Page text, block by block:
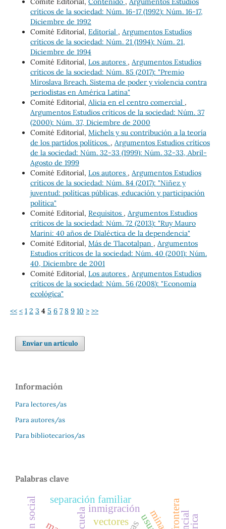
críticos de la sociedad: Núm. 16-17 (1992): Núm. 16-17,
Diciembre de 1992
Comité Editorial, Editorial , Argumentos Estudios
críticos de la sociedad: Núm. 21 (1994): Núm. 21,
Diciembre de 1994
Comité Editorial, Los autores , Argumentos Estudios
críticos de la sociedad: Núm. 85 (2017): "Premio
Miroslava Breach. Sistema de poder y violencia contra
periodistas en América Latina"
Comité Editorial, Alicia en el centro comercial ,
Argumentos Estudios críticos de la sociedad: Núm. 37
(2000): Núm. 37, Diciembre de 2000
Comité Editorial, Michels y su contribución a la teoría
de los partidos políticos. , Argumentos Estudios críticos
de la sociedad: Núm. 32-33 (1999): Núm. 32-33, Abril-
Agosto de 1999
Comité Editorial, Los autores , Argumentos Estudios
críticos de la sociedad: Núm. 84 (2017): "Niñez y
juventud: políticas públicas, educación y participación
política"
Comité Editorial, Requisitos , Argumentos Estudios
críticos de la sociedad: Núm. 72 (2013): "Ruy Mauro
Marini: 40 años de Dialéctica de la dependencia"
Comité Editorial, Más de Tlacotalpan , Argumentos
Estudios críticos de la sociedad: Núm. 40 (2001): Núm.
40, Diciembre de 2001
Comité Editorial, Los autores , Argumentos Estudios
críticos de la sociedad: Núm. 56 (2008): "Economía
ecológica"
<< < 1 2 3 4 5 6 7 8 9 10 > >>
Enviar un artículo
Información
Para lectores/as
Para autores/as
Para bibliotecarios/as
Palabras clave
vectores
escuela frontera
inmigración
separación familiar